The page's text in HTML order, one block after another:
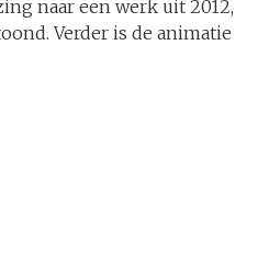
naar een werk uit 2012,
Verder is de animatie